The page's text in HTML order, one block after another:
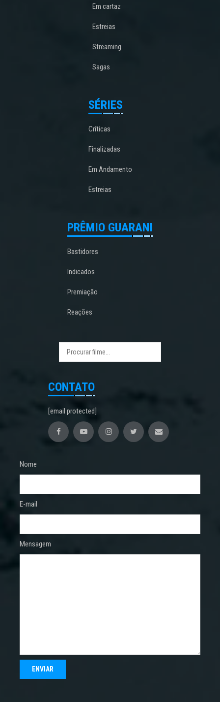
Em cartaz
Estreias
Streaming
Sagas
SÉRIES
Críticas
Finalizadas
Em Andamento
Estreias
PRÊMIO GUARANI
Bastidores
Indicados
Premiação
Reações
CONTATO
[email protected]
Nome
E-mail
Mensagem